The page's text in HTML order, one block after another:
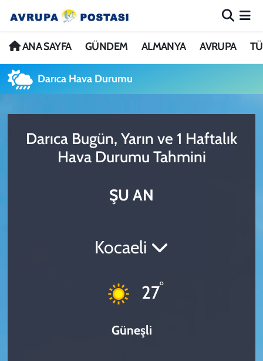
ANA SAYFA GÜNDEM ALMANYA AVRUPA
Darıca Hava Durumu
Darıca Bugün, Yarın ve 1 Haftalık
Hava Durumu Tahmini
ŞU AN
Kocaeli
27°
Güneşli
ANA SAYFA
GÜNDEM
AVRUPA
TÜRKİYE
Nöbetçi Eczaneler
Hava Durumu
Trafik Durumu
Avrupa Ligi Puan Durumu ve Fikstür